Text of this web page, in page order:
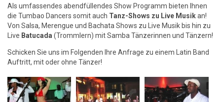
Als umfassendes abendfüllendes Show Programm bieten Ihnen
die Tumbao Dancers somit auch Tanz-Shows zu Live Musikan!
Von Salsa, Merengue und Bachata Shows zu Live Musik bis hin zu
Live Batucada (Trommlern) mit Samba Tänzerinnen und Tänzern!
Schicken Sie uns im Folgenden Ihre Anfrage zu einem Latin Band
Auftritt, mit oder ohne Tänzer!